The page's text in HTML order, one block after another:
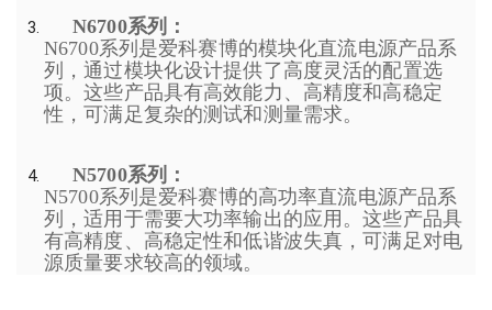
N6700系列：
N6700系列是爱科赛博的模块化直流电源产品系
列，通过模块化设计提供了高度灵活的配置选
项。这些产品具有高效能力、高精度和高稳定
性，可满足复杂的测试和测量需求。
N5700系列：
N5700系列是爱科赛博的高功率直流电源产品系
列，适用于需要大功率输出的应用。这些产品具
有高精度、高稳定性和低谐波失真，可满足对电
源质量要求较高的领域。